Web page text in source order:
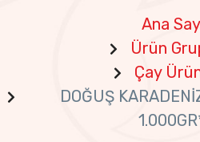
Ana
Ürün
Çay
DOĞUŞ